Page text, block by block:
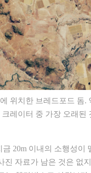
위치한 브레드포드 돔.
크레이터 중 가장 오래된
20m 이내의 소행성이
진 자료가 남은 것은 없